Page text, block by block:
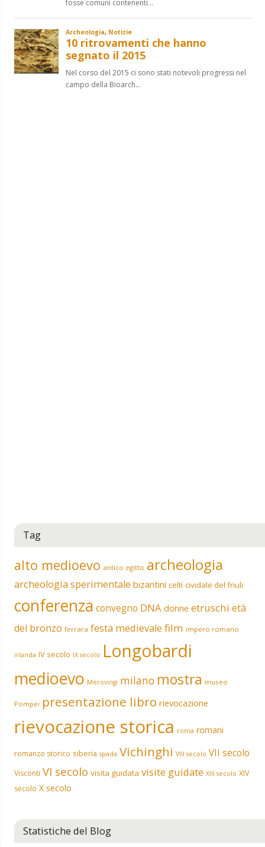
Tag
alto medioevo antico egitto archeologia
archeologia sperimentale bizantini celti cividale del friuli
conferenza convegno DNA donne etruschi età
del bronzo ferrara festa medievale film impero romano
irlanda IV secolo IX secolo Longobardi
medioevo Merovingi milano mostra museo
Pompei presentazione libro rievocazione
rievocazione storica roma romani
romanzo storico siberia spada Vichinghi VIII secolo VII secolo
Visconti VI secolo visita guidata visite guidate XIII secolo XIV
secolo X secolo
Statistiche del Blog